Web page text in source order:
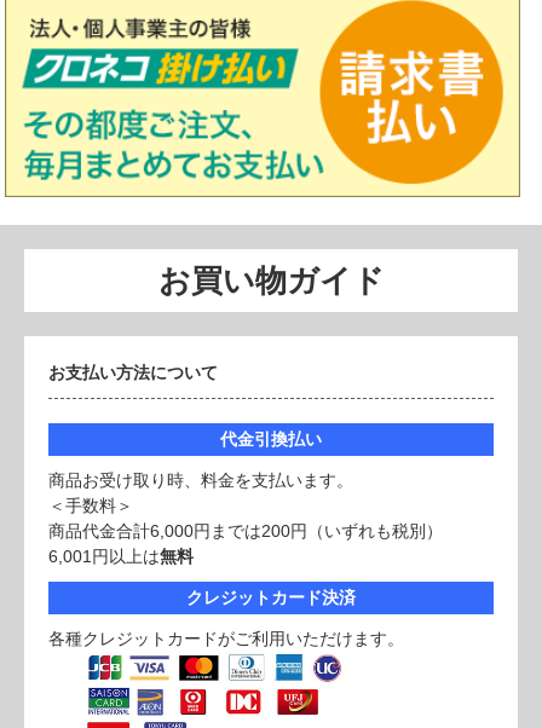
お買い物ガイド
お支払い方法について
代金引換払い
商品お受け取り時、料金を支払います。
＜手数料＞
商品代金合計6,000円までは200円（いずれも税別）
6,001円以上は無料
クレジットカード決済
各種クレジットカードがご利用いただけます。